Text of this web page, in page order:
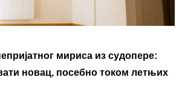
мириса из судопере:
новац, посебно током летњих